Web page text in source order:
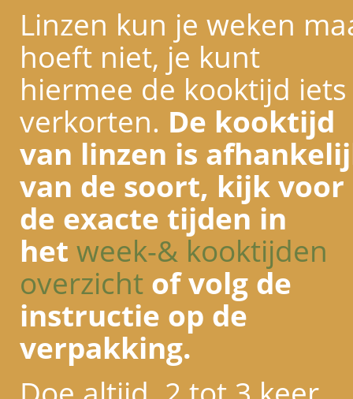
Linzen kun je weken
hoeft niet, je kunt
hiermee de kooktijd iets
verkorten. De kooktijd
van linzen is
van de soort, kijk voor
de exacte tijden in
het week-& kooktijden
overzicht of volg de
instructie op de
verpakking.